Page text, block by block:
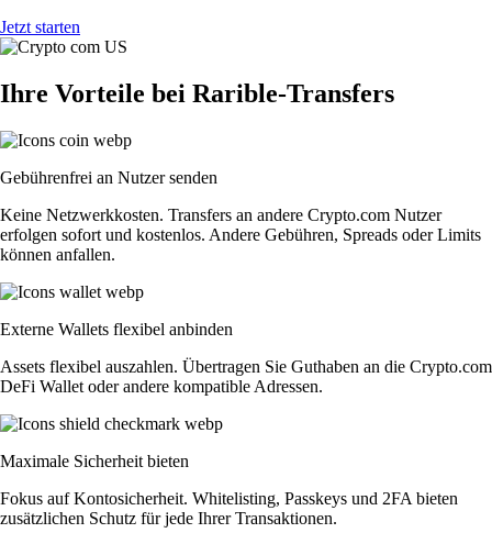
Jetzt starten
Ihre Vorteile bei Rarible-Transfers
Gebührenfrei an Nutzer senden
Keine Netzwerkkosten. Transfers an andere Crypto.com Nutzer
erfolgen sofort und kostenlos. Andere Gebühren, Spreads oder Limits
können anfallen.
Externe Wallets flexibel anbinden
Assets flexibel auszahlen. Übertragen Sie Guthaben an die Crypto.com
DeFi Wallet oder andere kompatible Adressen.
Maximale Sicherheit bieten
Fokus auf Kontosicherheit. Whitelisting, Passkeys und 2FA bieten
zusätzlichen Schutz für jede Ihrer Transaktionen.